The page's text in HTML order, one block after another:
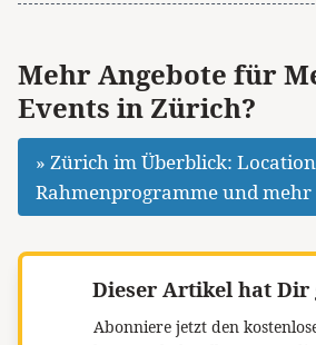
Mehr Angebote für
Events in Zürich?
» Zürich im Überblick:
Rahmenprogramme und mehr
Dieser Artikel hat Dir
Abonniere jetzt den